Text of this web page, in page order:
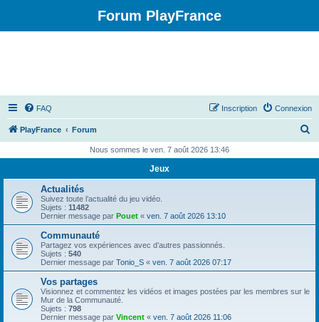
Forum PlayFrance
FAQ Connexion
Inscription
PlayFrance Forum
h
Nous sommes le ven. 7 août 2026 13:46
Jeux
Actualités
Suivez toute l’actualité du jeu vidéo.
Sujets : 11482
Dernier message par Pouet « ven. 7 août 2026 13:10
Communauté
Partagez vos expériences avec d’autres passionnés.
Sujets : 540
Dernier message par Tonio_S « ven. 7 août 2026 07:17
Vos partages
Visionnez et commentez les vidéos et images postées par les membres sur le
Mur de la Communauté.
Sujets : 798
Dernier message par Vincent « ven. 7 août 2026 11:06